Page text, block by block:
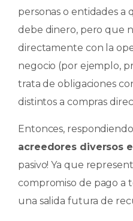
personas o entidades a
debe dinero, pero que
directamente con la
negocio (por ejemplo,
trata de obligaciones
distintos a compras
Entonces,
acreedores diversos
pasivo! Ya que
compromiso de pago a
una salida futura de